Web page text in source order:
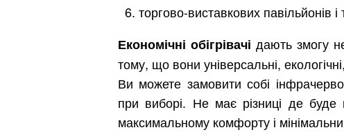
торгово-виставкових павільйонів і
Економічні обігрівачі дають змогу
тому, що вони універсальні,
Ви можете замовити собі
при виборі. Не має різниці де буде
максимальному комфорту і